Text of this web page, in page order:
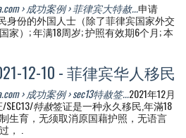
› 成功案例 › 菲律宾大特赦...申请
身份的外国人士（除了菲律宾国家外交
家）; 年满18周岁; 护照有效期6个月; 本
12-10 - 菲律宾华人移民
› 成功案例 › sec13特赦签...2021年12月
特赦签证是一种永久移民,年滿18
生育，无须取消原国藉护照，无语言
， .